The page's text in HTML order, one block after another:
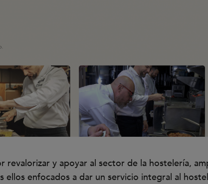
revalorizar y apoyar al sector de la hostelería,
enfocados a dar un servicio integral al